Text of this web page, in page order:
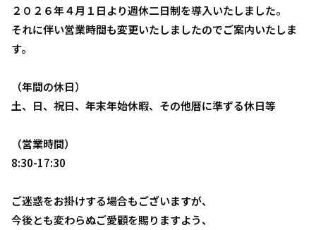
２０２６年４月１日より週休二日制を導入いたしました。
それに伴い営業時間も変更いたしましたのでご案内いたしま
す。
（年間の休日）
土、日、祝日、年末年始休暇、その他暦に準ずる休日等
（営業時間）
8:30-17:30
ご迷惑をお掛けする場合もございますが、
今後とも変わらぬご愛顧を賜りますよう、